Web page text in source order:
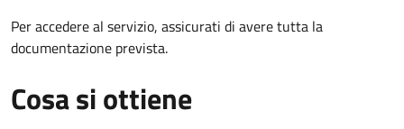
Per accedere al servizio, assicurati di avere tutta la
documentazione prevista.
Cosa si ottiene